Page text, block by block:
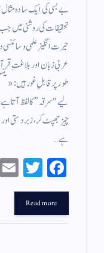
بے بسی کی ایک سادہ مثال
تحقیقات کی روشنی میں
عربی زبان اور بلاغتِ
طور پر قابلِ غور ہیں:
لیے "سرقہ” کا لفظ آتا
چیز جھپٹ کر، زبردستی اور
ہے…
Fa
ce
bo
ok
T
wi
r
Read more